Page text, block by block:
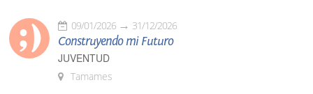
09/01/2026 31/12/2026
Construyendo mi Futuro
JUVENTUD
Tamames